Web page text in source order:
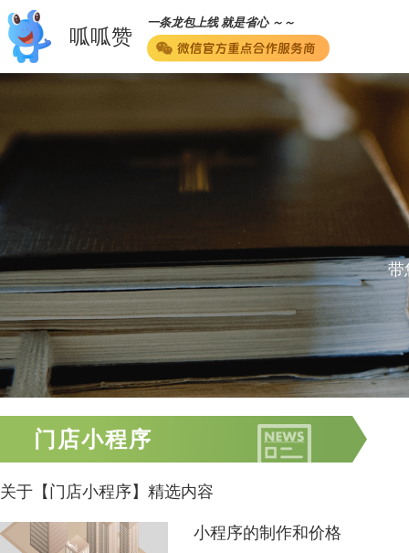
呱呱赞
一条龙包上线 就是省心 ～～
带
门店小程序
关于【门店小程序】精选内容
小程序的制作和价格